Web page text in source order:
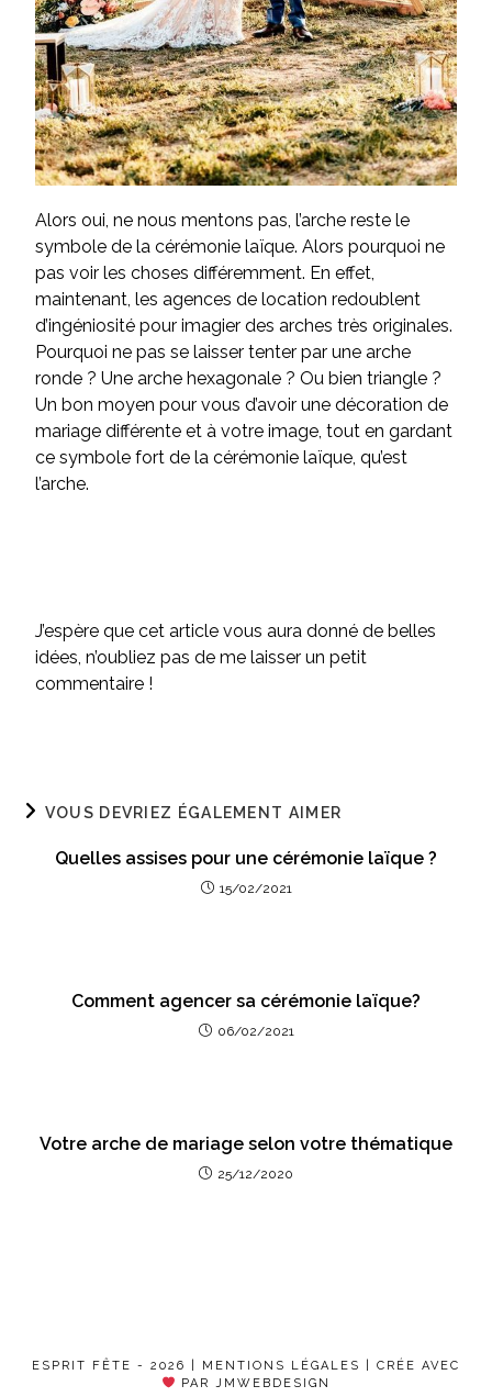
Alors oui, ne nous mentons pas, l’arche reste le
symbole de la cérémonie laïque. Alors pourquoi ne
pas voir les choses différemment. En effet,
maintenant, les agences de location redoublent
d’ingéniosité pour imagier des arches très originales.
Pourquoi ne pas se laisser tenter par unearche
ronde ? Unearche hexagonale ? Ou bien triangle ?
Un bon moyen pour vous d’avoir une décoration de
mariage différente et à votre image, tout en gardant
ce symbole fort de la cérémonie laïque, qu’est
l’arche.
J’espère que cet article vous aura donné de belles
idées, n’oubliez pas de me laisser un petit
commentaire !
VOUS DEVRIEZ ÉGALEMENT AIMER
Quelles assises pour une cérémonie laïque ?
15/02/2021
Comment agencer sa cérémonie laïque?
06/02/2021
Votre arche de mariage selon votre thématique
25/12/2020
ESPRIT FÊTE - 2026 | MENTIONS LÉGALES
| CRÉE AVEC
PAR JMWEBDESIGN